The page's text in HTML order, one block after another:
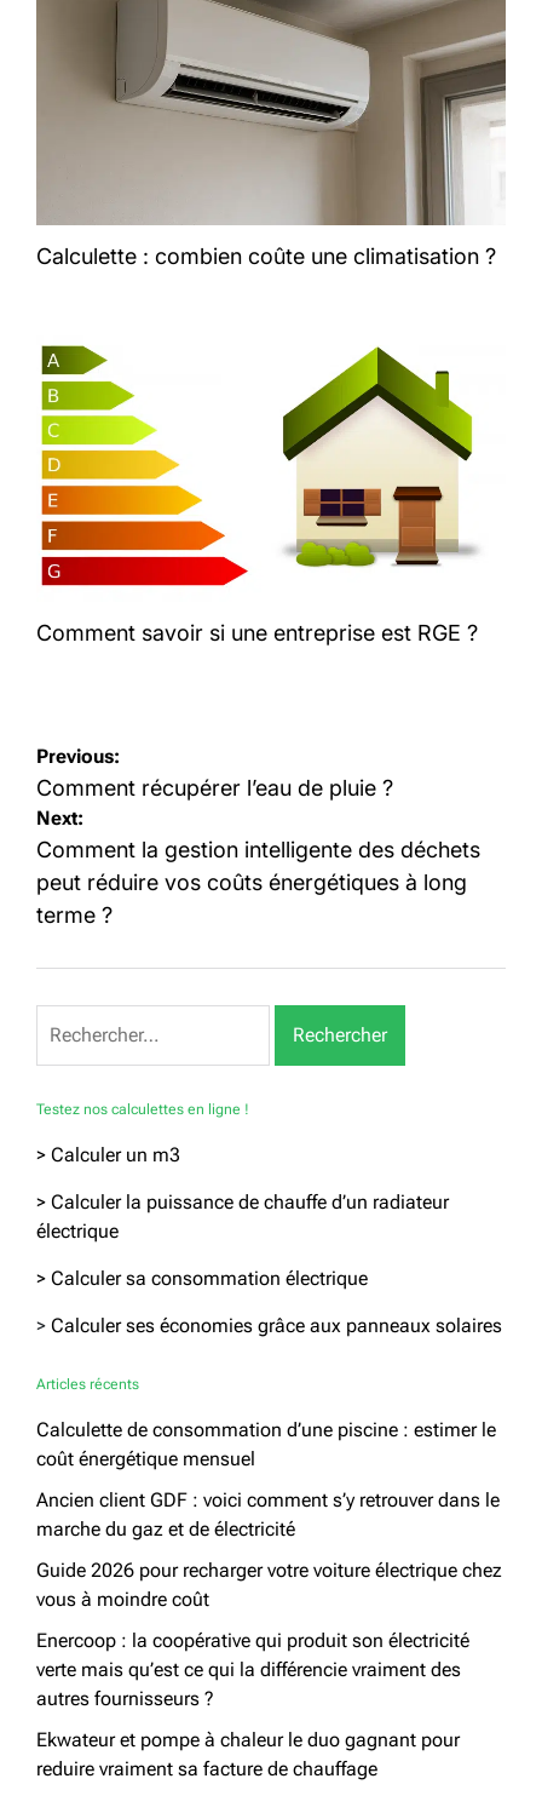
Calculette : combien coûte une climatisation ?
Comment savoir si une entreprise est RGE ?
Navigation
de
l’article
Previous:
Comment récupérer l’eau de pluie ?
Next:
Comment la gestion intelligente des déchets
peut réduire vos coûts énergétiques à long
terme ?
Testez nos calculettes en ligne !
> Calculer un m3
> Calculer la puissance de chauffe d’un radiateur
électrique
> Calculer sa consommation électrique
> Calculer ses économies grâce aux panneaux solaires
Articles récents
Calculette de consommation d’une piscine : estimer le
coût énergétique mensuel
Ancien client GDF : voici comment s’y retrouver dans le
marche du gaz et de électricité
Guide 2026 pour recharger votre voiture électrique chez
vous à moindre coût
Enercoop : la coopérative qui produit son électricité
verte mais qu’est ce qui la différencie vraiment des
autres fournisseurs ?
Ekwateur et pompe à chaleur le duo gagnant pour
reduire vraiment sa facture de chauffage